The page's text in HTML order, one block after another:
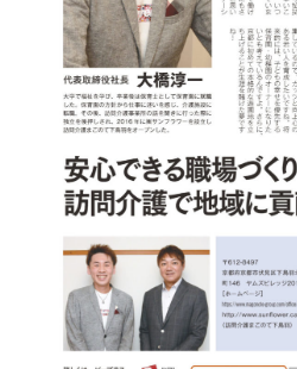
まごのてFCで夢を叶える
開業までの流れ
フランチャイズ募集要項
ニュース
FC加盟店様向け資料
お問い合わせ